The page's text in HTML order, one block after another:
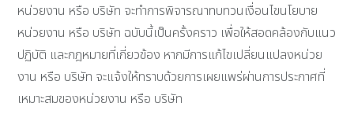
หน่วยงาน หรือ บริษัท จะทำการพิจารณาทบทวนเงื่อนไขนโยบาย
หน่วยงาน หรือ บริษัท ฉบับนี้เป็นครั้งคราว เพื่อให้สอดคล้องกับแนว
ปฏิบัติ และกฎหมายที่เกี่ยวข้อง หากมีการแก้ไขเปลี่ยนแปลงหน่วย
งาน หรือ บริษัท จะแจ้งให้ทราบด้วยการเผยแพร่ผ่านการประกาศที่
เหมาะสมของหน่วยงาน หรือ บริษัท